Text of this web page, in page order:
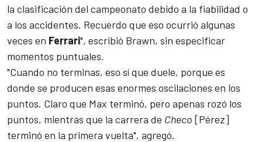
la clasificación del campeonato debido a la fiabilidad o
a los accidentes. Recuerdo que eso ocurrió algunas
veces en Ferrari", escribió Brawn, sin especificar
momentos puntuales.
"Cuando no terminas, eso sí que duele, porque es
donde se producen esas enormes oscilaciones en los
puntos. Claro que Max terminó, pero apenas rozó los
puntos, mientras que la carrera de Checo [Pérez]
terminó en la primera vuelta", agregó.